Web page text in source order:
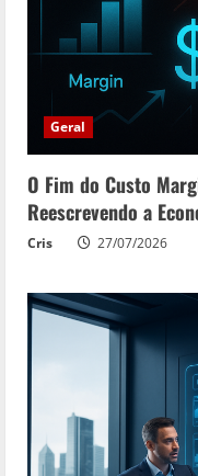
Geral
O Fim do Custo
Reescrevendo a
Cris 27/07/2026